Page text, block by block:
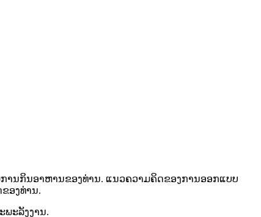
ານກິນອາຫານຂອງທ່ານ. ແນວຄວາມຄິດຂອງການອອກແບບ
ຂອງທ່ານ.
ພະລັງງານ.